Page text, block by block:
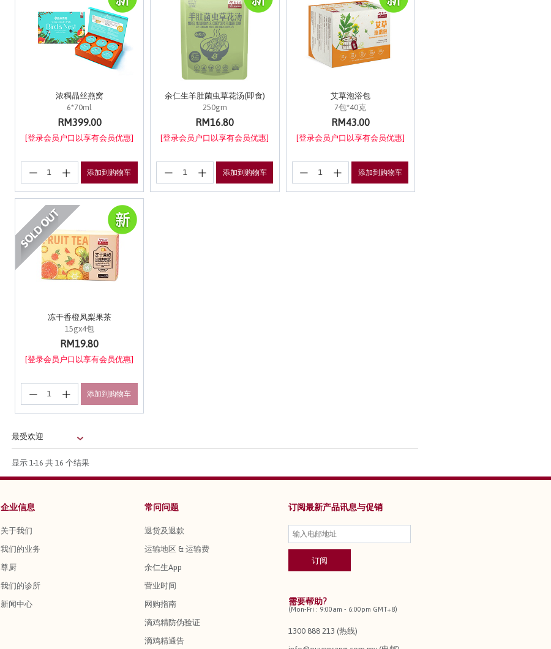
浓稠晶丝燕窝
6*70ml
RM399.00
[登录会员户口以享有会员优惠]
添加到购物车
余仁生羊肚菌虫草花汤(即食)
250gm
RM16.80
[登录会员户口以享有会员优惠]
添加到购物车
艾草泡浴包
7包*40克
RM43.00
[登录会员户口以享有会员优惠]
添加到购物车
冻干香橙凤梨果茶
15gx4包
RM19.80
[登录会员户口以享有会员优惠]
添加到购物车
显示 1-16 共 16 个结果
企业信息
关于我们
我们的业务
尊厨
我们的诊所
新闻中心
常问问题
退货及退款
运输地区 & 运输费
余仁生App
营业时间
网购指南
滴鸡精防伪验证
滴鸡精通告
订阅最新产品讯息与促销
需要帮助?
(Mon-Fri : 9:00am - 6:00pm GMT+8)
1300 888 213 (热线)